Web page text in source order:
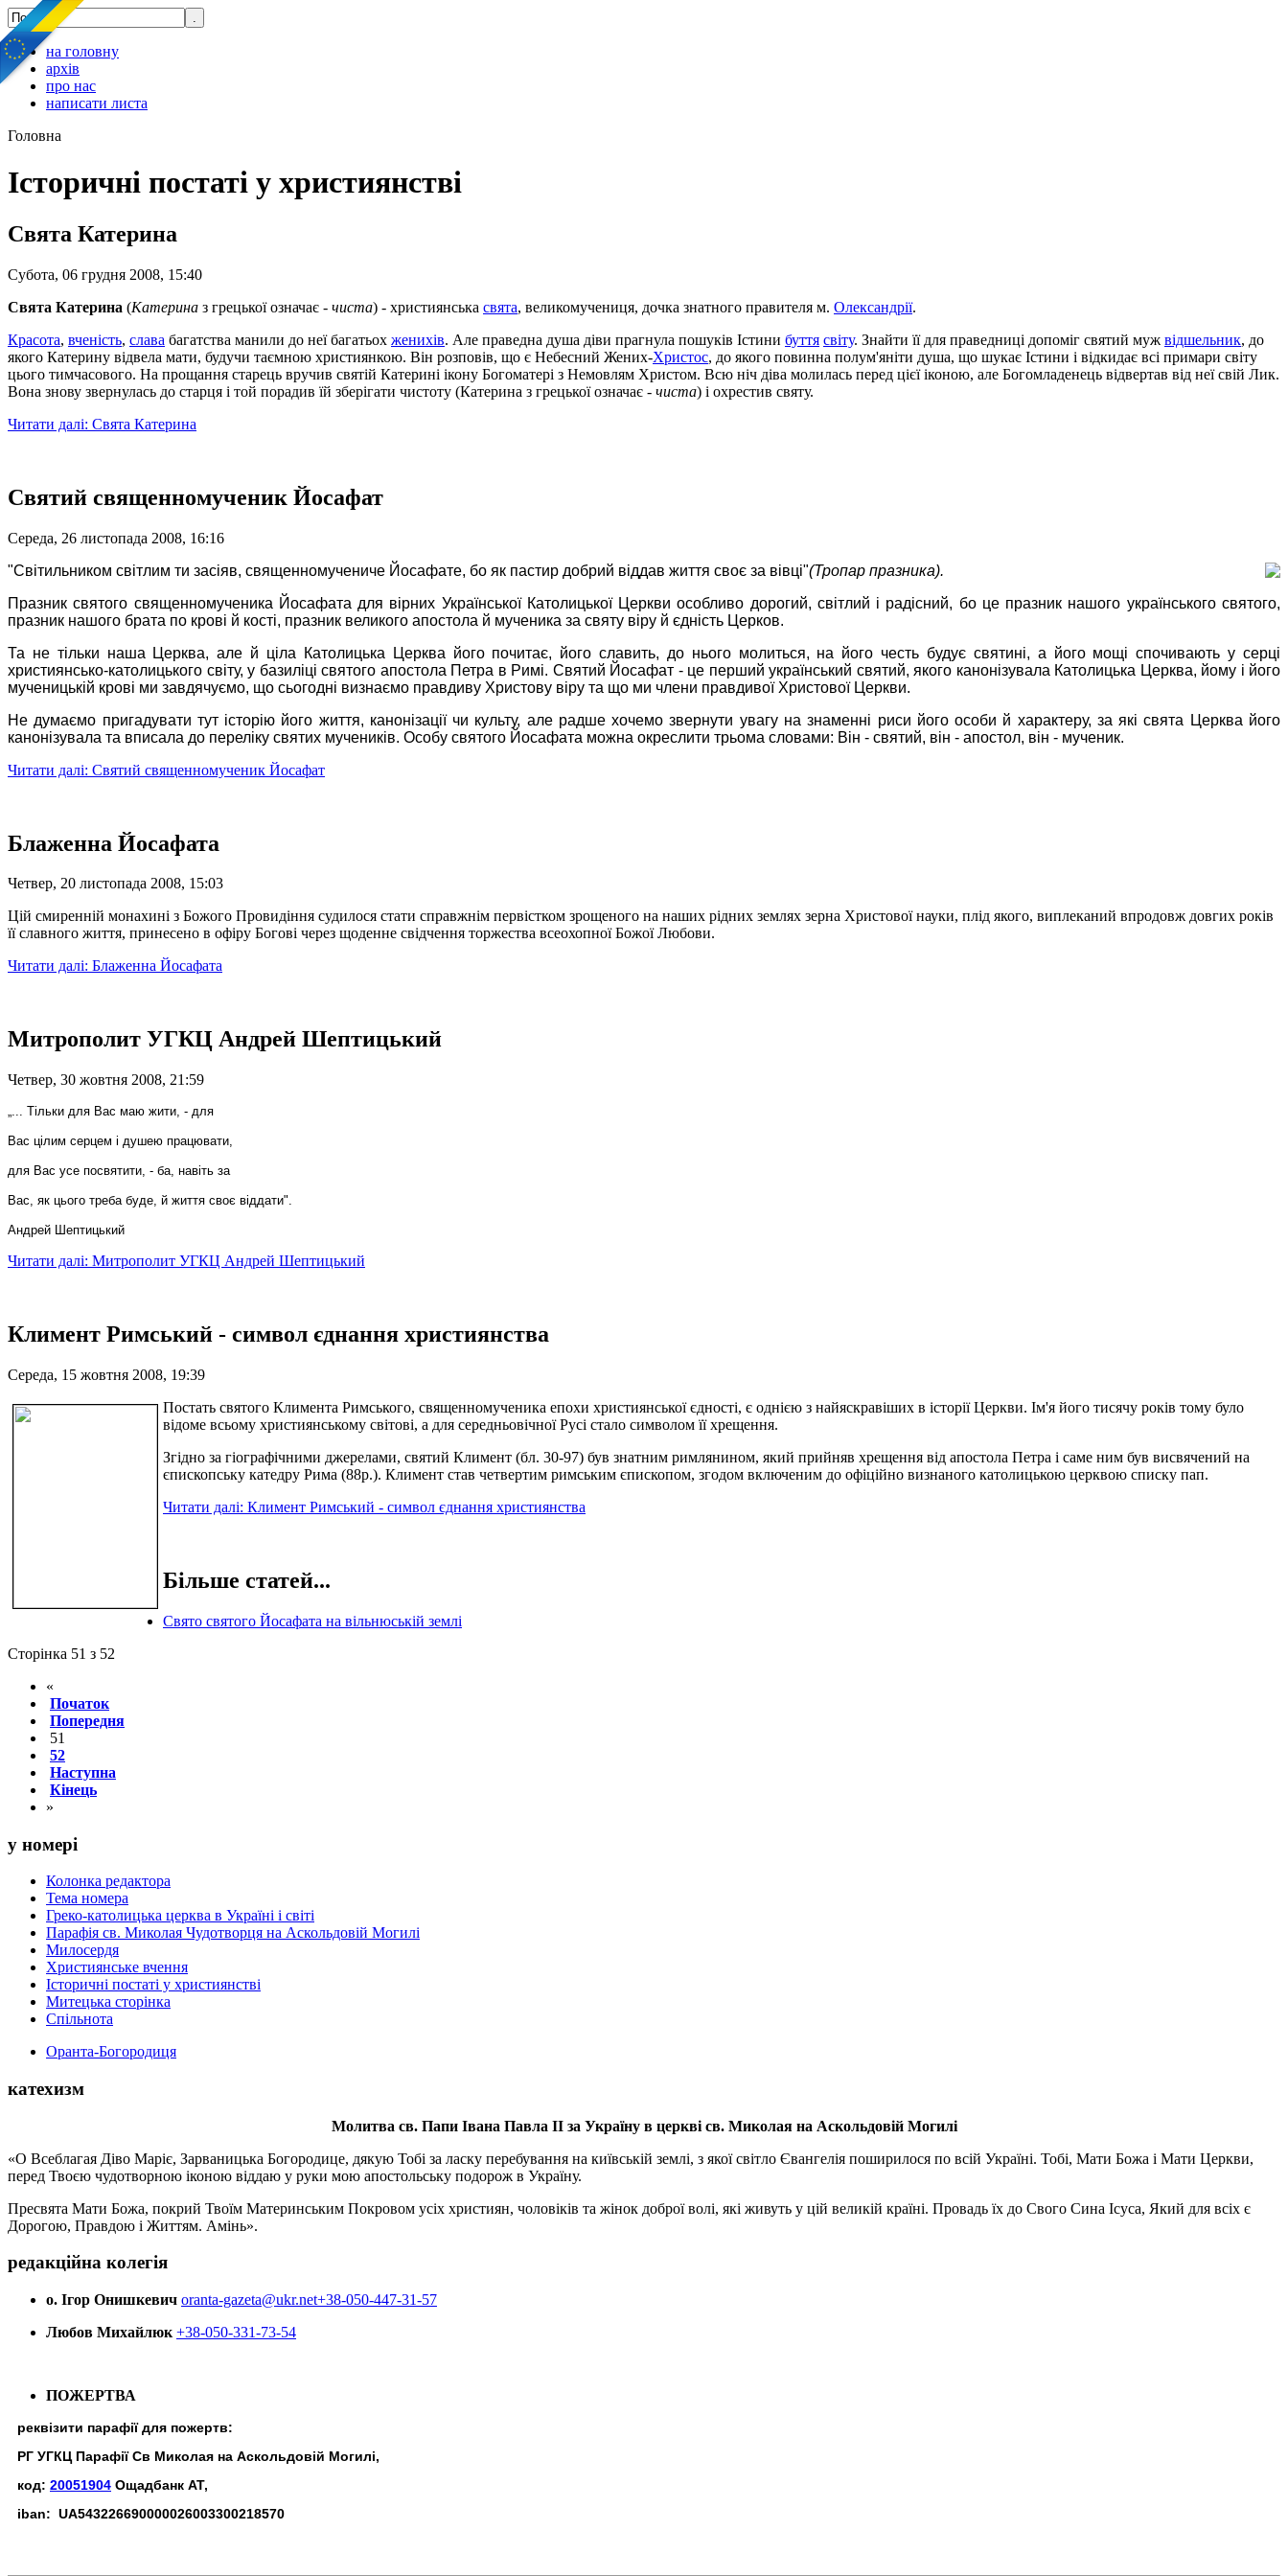
на головну
архів
про нас
написати листа
Головна
Історичні постаті у християнстві
Свята Катерина
Субота, 06 грудня 2008, 15:40
Свята Катерина (Катерина з грецької означає - чиста) - християнська свята, великомучениця, дочка знатного правителя м. Олександрії.
Красота, вченість, слава багатства манили до неї багатьох женихів. Але праведна душа діви прагнула пошуків Істини буття світу. Знайти її для праведниці допоміг святий муж відшельник, до
якого Катерину відвела мати, будучи таємною християнкою. Він розповів, що є Небесний Жених-Христос, до якого повинна полум'яніти душа, що шукає Істини і відкидає всі примари світу
цього тимчасового. На прощання старець вручив святій Катерині ікону Богоматері з Немовлям Христом. Всю ніч діва молилась перед цієї іконою, але Богомладенець відвертав від неї свій Лик.
Вона знову звернулась до старця і той порадив їй зберігати чистоту (Катерина з грецької означає - чиста) і охрестив святу.
Читати далі: Свята Катерина
Святий священномученик Йосафат
Середа, 26 листопада 2008, 16:16
"Світильником світлим ти засіяв, священномучениче Йосафате, бо як пастир добрий віддав життя своє за вівці"(Тропар празника).
Празник святого священномученика Йосафата для вірних Української Католицької Церкви особливо дорогий, світлий і радісний, бо це празник нашого українського святого,
празник нашого брата по крові й кості, празник великого апостола й мученика за святу віру й єдність Церков.
Та не тільки наша Церква, але й ціла Католицька Церква його почитає, його славить, до нього молиться, на його честь будує святині, а його мощі спочивають у серці
християнсько-католицького світу, у базиліці святого апостола Петра в Римі. Святий Йосафат - це перший український святий, якого канонізувала Католицька Церква, йому і його
мученицькій крові ми завдячуємо, що сьогодні визнаємо правдиву Христову віру та що ми члени правдивої Христової Церкви.
Не думаємо пригадувати тут історію його життя, канонізації чи культу, але радше хочемо звернути увагу на знаменні риси його особи й характеру, за які свята Церква його
канонізувала та вписала до переліку святих мучеників. Особу святого Йосафата можна окреслити трьома словами: Він - святий, він - апостол, він - мученик.
Читати далі: Святий священномученик Йосафат
Блаженна Йосафата
Четвер, 20 листопада 2008, 15:03
Цій смиренній монахині з Божого Провидіння судилося стати справжнім первістком зрощеного на наших рідних землях зерна Христової науки, плід якого, виплеканий впродовж довгих років
її славного життя, принесено в офіру Богові через щоденне свідчення торжества всеохопної Божої Любови.
Читати далі: Блаженна Йосафата
Митрополит УГКЦ Андрей Шептицький
Четвер, 30 жовтня 2008, 21:59
„... Тільки для Вас маю жити, - для
Вас цілим серцем і душею працювати,
для Вас усе посвятити, - ба, навіть за
Вас, як цього треба буде, й життя своє віддати".
Андрей Шептицький
Читати далі: Митрополит УГКЦ Андрей Шептицький
Климент Римський - символ єднання християнства
Середа, 15 жовтня 2008, 19:39
Постать святого Климента Римського, священномученика епохи християнської єдності, є однією з найяскравіших в історії Церкви. Ім'я його тисячу років тому було
відоме всьому християнському світові, а для середньовічної Русі стало символом її хрещення.
Згідно за гіографічними джерелами, святий Климент (бл. 30-97) був знатним римлянином, який прийняв хрещення від апостола Петра і саме ним був висвячений на
єпископську катедру Рима (88р.). Климент став четвертим римським єпископом, згодом включеним до офіційно визнаного католицькою церквою списку пап.
Читати далі: Климент Римський - символ єднання християнства
Більше статей...
Свято святого Йосафата на вільнюській землі
Сторінка 51 з 52
«
Початок
Попередня
51
52
Наступна
Кінець
»
у номері
Колонка редактора
Тема номера
Греко-католицька церква в Україні і світі
Парафія св. Миколая Чудотворця на Аскольдовій Могилі
Милосердя
Християнське вчення
Історичні постаті у християнстві
Митецька сторінка
Спільнота
Оранта-Богородиця
катехизм
Молитва св. Папи Івана Павла ІІ за Україну в церкві св. Миколая на Аскольдовій Могилі
«О Всеблагая Діво Маріє, Зарваницька Богородице, дякую Тобі за ласку перебування на київській землі, з якої світло Євангелія поширилося по всій Україні. Тобі, Мати Божа і Мати Церкви,
перед Твоєю чудотворною іконою віддаю у руки мою апостольську подорож в Україну.
Пресвята Мати Божа, покрий Твоїм Материнським Покровом усіх християн, чоловіків та жінок доброї волі, які живуть у цій великій країні. Провадь їх до Свого Сина Ісуса, Який для всіх є
Дорогою, Правдою і Життям. Амінь».
редакційна колегія
о. Ігор Онишкевич oranta-gazeta@ukr.net+38-050-447-31-57
Любов Михайлюк +38-050-331-73-54
ПОЖЕРТВА
реквізити парафії для пожертв:
РГ УГКЦ Парафії Св Миколая на Аскольдовій Могилі,
код: 20051904 Ощадбанк АТ,
iban: UA543226690000026003300218570